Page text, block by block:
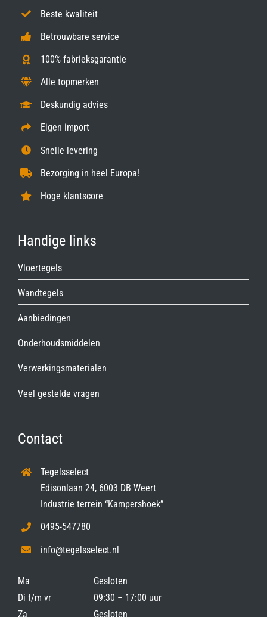
Beste kwaliteit
Betrouwbare service
100% fabrieksgarantie
Alle topmerken
Deskundig advies
Eigen import
Snelle levering
Bezorging in heel Europa!
Hoge klantscore
Handige links
Vloertegels
Wandtegels
Aanbiedingen
Onderhoudsmiddelen
Verwerkingsmaterialen
Veel gestelde vragen
Contact
Tegelsselect
Edisonlaan 24, 6003 DB Weert
Industrie terrein “Kampershoek”
0495-547780
info@tegelsselect.nl
Ma
Gesloten
Di t/m vr
09:30 – 17:00 uur
Za
Gesloten